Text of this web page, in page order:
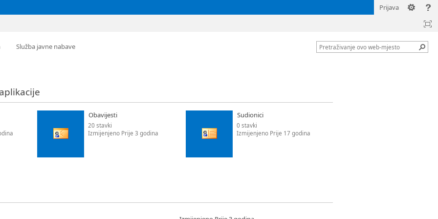
Prijava
Služba javne nabave
Obavijesti
20 stavki
Izmijenjeno Prije 3 godina
Sudionici
0 stavki
Izmijenjeno Prije 17 godina